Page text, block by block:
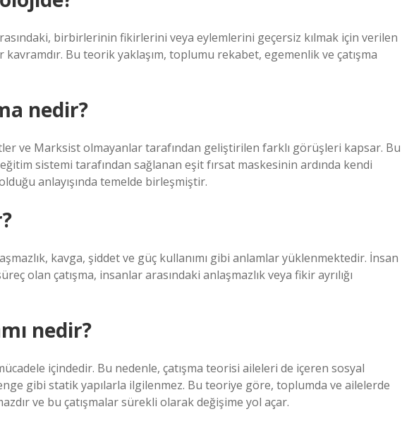
birbirlerinin fikirlerini veya eylemlerini geçersiz kılmak için verilen
Bu teorik yaklaşım, toplumu rekabet, egemenlik ve çatışma
nedir?
ve Marksist olmayanlar tarafından geliştirilen farklı görüşleri kapsar. Bu
sistemi tarafından sağlanan eşit fırsat maskesinin ardında kendi
anlayışında temelde birleşmiştir.
kavga, şiddet ve güç kullanımı gibi anlamlar yüklenmektedir. İnsan
olan çatışma, insanlar arasındaki anlaşmazlık veya fikir ayrılığı
nedir?
içindedir. Bu nedenle, çatışma teorisi aileleri de içeren sosyal
gibi statik yapılarla ilgilenmez. Bu teoriye göre, toplumda ve ailelerde
ve bu çatışmalar sürekli olarak değişime yol açar.